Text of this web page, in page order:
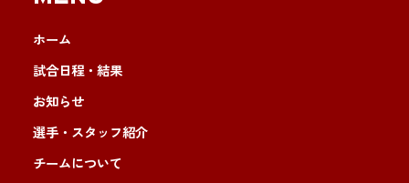
ホーム
試合日程・結果
お知らせ
選手・スタッフ紹介
チームについて